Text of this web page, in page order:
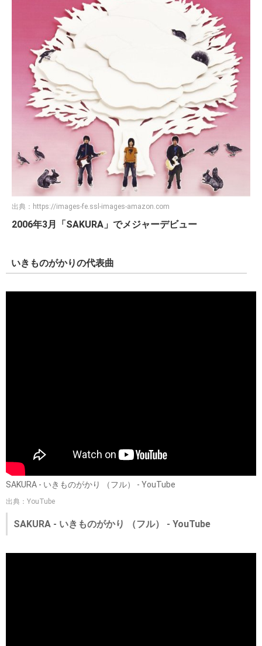
出典： https://images-fe.ssl-images-amazon.com
2006年3月「SAKURA」でメジャーデビュー
いきものがかりの代表曲
SAKURA - いきものがかり （フル） - YouTube
出典：YouTube
SAKURA - いきものがかり （フル） - YouTube